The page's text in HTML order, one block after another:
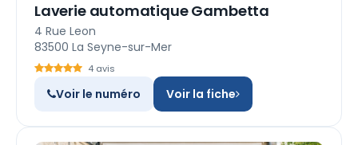
Laverie automatique Gambetta
4 Rue Leon
83500 La Seyne-sur-Mer
4 avis
Voir le numéro Voir la fiche